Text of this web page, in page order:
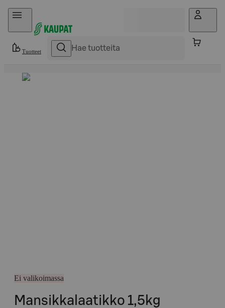
Hyppää sisältöön
Tuotteet
Ei valikoimassa
Mansikkalaatikko 1,5kg